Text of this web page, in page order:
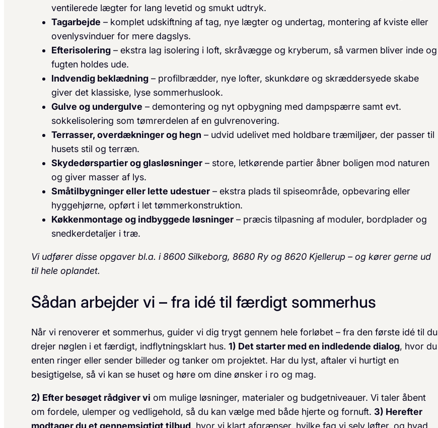
ventilerede lægter for lang levetid og smukt udtryk.
Tagarbejde – komplet udskiftning af tag, nye lægter og undertag, montering af kviste eller
ovenlysvinduer for mere dagslys.
Efterisolering– ekstra lag isolering i loft, skråvægge og kryberum, så varmen bliver inde og
fugten holdes ude.
Indvendig beklædning– profilbrædder, nye lofter, skunkdøre og skræddersyede skabe
giver det klassiske, lyse sommerhuslook.
Gulve og undergulve – demontering og nyt opbygning med dampspærre samt evt.
sokkelisolering som tømrer­delen af en gulvrenovering.
Terrasser, overdækninger og hegn – udvid udelivet med holdbare træmiljøer, der passer til
husets stil og terræn.
Skydedørspartier og glasløsninger– store, letkørende partier åbner boligen mod naturen
og giver masser af lys.
Småtilbygninger eller lette udestuer– ekstra plads til spiseområde, opbevaring eller
hyggehjørne, opført i let tømmerkonstruktion.
Køkkenmontage og indbyggede løsninger– præcis tilpasning af moduler, bordplader og
snedkerdetaljer i træ.
Vi udfører disse opgaver bl.a. i 8600 Silkeborg, 8680 Ry og 8620 Kjellerup – og kører gerne ud
til hele oplandet.
Sådan arbejder vi – fra idé til færdigt sommerhus
Når vi renoverer et sommerhus, guider vi dig trygt gennem hele forløbet – fra den første idé til du
drejer nøglen i et færdigt, indflytningsklart hus. 1) Det starter med en indledende dialog, hvor du
enten ringer eller sender billeder og tanker om projektet. Har du lyst, aftaler vi hurtigt en
besigtigelse, så vi kan se huset og høre om dine ønsker i ro og mag.
2) Efter besøget rådgiver vi om mulige løsninger, materialer og budgetniveauer. Vi taler åbent
om fordele, ulemper og vedligehold, så du kan vælge med både hjerte og fornuft. 3) Herefter